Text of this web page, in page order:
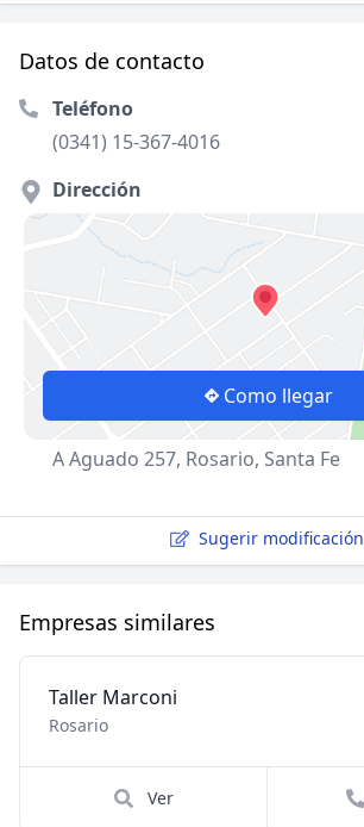
Datos de contacto
Teléfono
(0341) 15-367-4016
Dirección
Como llegar
A Aguado 257, Rosario, Santa Fe
Sugerir modificación
Empresas similares
Taller Marconi
Rosario
Ver